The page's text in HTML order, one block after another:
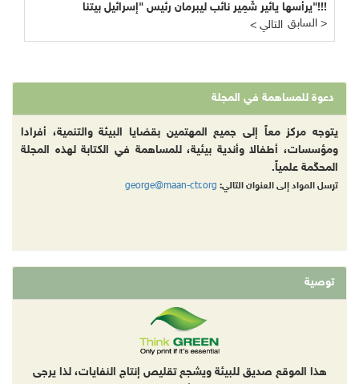
يرأسها يائير شَمِير نائب ليبرمان رئيس "إسرائيل بيتنا"!!!
< التالي
السابق >
دعوة للمساهمة في المجلة
يتوجه مركز معاً إلى جميع المهتمين بقضايا البيئة والتنمية، أفرادا
ومؤسسات، أطفالا وأندية بيئية، للمساهمة في الكتابة لهذه المجلة
المحكّمة علمياً.
ترسل المواد إلى العنوان التالي: george@maan-ctr.org
توصية
هذا الموقع صديق للبيئة ويشجع تقليص إنتاج النفايات، لذا يرجى